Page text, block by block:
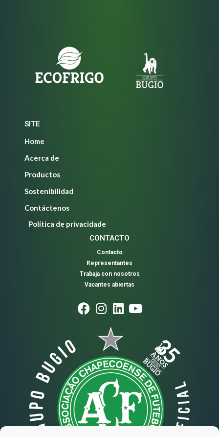
SITE
Home
Acerca de
Productos
Sostenibilidad
Contáctenos
Política de privacidade
CONTACTO
Contacto
Representantes
Trabaja con nosotros
Vacantes abiertas